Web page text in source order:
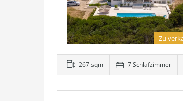
Zu
267 sqm 7 Schlafzimmer